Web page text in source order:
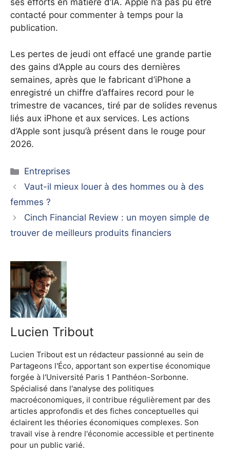
ses efforts en matière d’IA. Apple n’a pas pu être
contacté pour commenter à temps pour la
publication.
Les pertes de jeudi ont effacé une grande partie
des gains d’Apple au cours des dernières
semaines, après que le fabricant d’iPhone a
enregistré un chiffre d’affaires record pour le
trimestre de vacances, tiré par de solides revenus
liés aux iPhone et aux services. Les actions
d’Apple sont jusqu’à présent dans le rouge pour
2026.
Catégories
Entreprises
Vaut-il mieux louer à des hommes ou à des
femmes ?
Cinch Financial Review : un moyen simple de
trouver de meilleurs produits financiers
Lucien Tribout
Lucien Tribout est un rédacteur passionné au sein de
Partageons l'Éco, apportant son expertise économique
forgée à l'Université Paris 1 Panthéon-Sorbonne.
Spécialisé dans l'analyse des politiques
macroéconomiques, il contribue régulièrement par des
articles approfondis et des fiches conceptuelles qui
éclairent les théories économiques complexes. Son
travail vise à rendre l'économie accessible et pertinente
pour un public varié.